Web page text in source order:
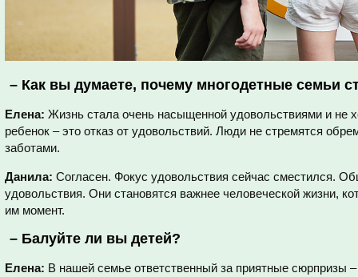
– Как вы думаете, почему многодетные семьи
Елена: Жизнь стала очень насыщенной удовольствиями и не
ребенок – это отказ от удовольствий. Люди не стремятся
заботами.
Данила: Согласен. Фокус удовольствия сейчас сместился.
удовольствия. Они становятся важнее человеческой жизни,
им момент.
– Балуйте ли вы детей?
Елена: В нашей семье ответственный за приятные сюрпризы